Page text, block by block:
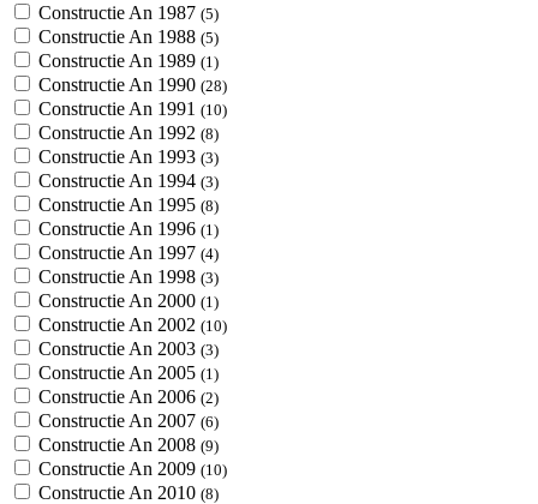
Constructie An 1987 (5)
Constructie An 1988 (5)
Constructie An 1989 (1)
Constructie An 1990 (28)
Constructie An 1991 (10)
Constructie An 1992 (8)
Constructie An 1993 (3)
Constructie An 1994 (3)
Constructie An 1995 (8)
Constructie An 1996 (1)
Constructie An 1997 (4)
Constructie An 1998 (3)
Constructie An 2000 (1)
Constructie An 2002 (10)
Constructie An 2003 (3)
Constructie An 2005 (1)
Constructie An 2006 (2)
Constructie An 2007 (6)
Constructie An 2008 (9)
Constructie An 2009 (10)
Constructie An 2010 (8)